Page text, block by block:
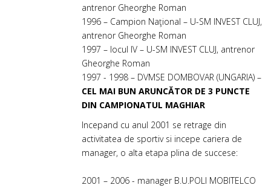
antrenor Gheorghe Roman
1996 – Campion Naţional – U-SM INVEST CLUJ,
antrenor Gheorghe Roman
1997 – locul IV – U-SM INVEST CLUJ, antrenor
Gheorghe Roman
1997 - 1998 – DVMSE DOMBOVAR (UNGARIA) –
CEL MAI BUN ARUNCĂTOR DE 3 PUNCTE
DIN CAMPIONATUL MAGHIAR
Incepand cu anul 2001 se retrage din
activitatea de sportiv si incepe cariera de
manager, o alta etapa plina de succese:
2001 – 2006 - manager B.U.POLI MOBITELCO